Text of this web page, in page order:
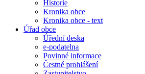
Historie
Kronika obce
Kronika obce - text
Úřad obce
Úřední deska
e-podatelna
Povinné informace
Čestné prohlášení